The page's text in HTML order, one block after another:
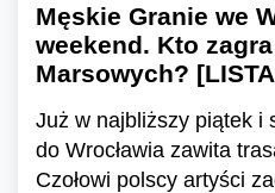
Męskie Granie we
weekend. Kto
Marsowych?
Już w najbliższy piątek i
do Wrocławia zawita
Czołowi polscy artyści